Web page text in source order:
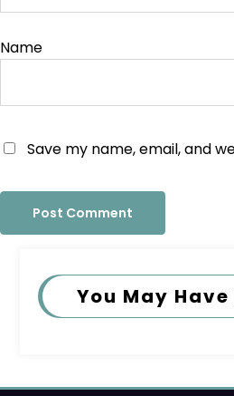
Name
Save my name, email, and
You May